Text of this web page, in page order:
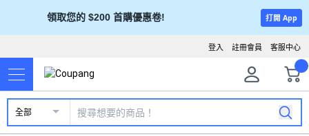
領取您的 $200 首購優惠卷! 打開 App
客服中心
註冊會員
登入
全部